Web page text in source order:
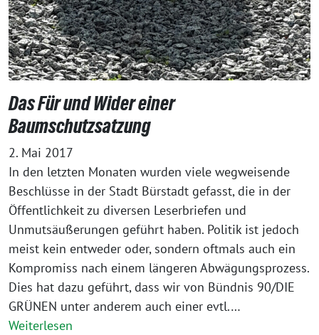
Das Für und Wider einer
Baumschutzsatzung
2. Mai 2017
In den letzten Monaten wurden viele wegweisende
Beschlüsse in der Stadt Bürstadt gefasst, die in der
Öffentlichkeit zu diversen Leserbriefen und
Unmutsäußerungen geführt haben. Politik ist jedoch
meist kein entweder oder, sondern oftmals auch ein
Kompromiss nach einem längeren Abwägungsprozess.
Dies hat dazu geführt, dass wir von Bündnis 90/DIE
GRÜNEN unter anderem auch einer evtl.…
Weiterlesen